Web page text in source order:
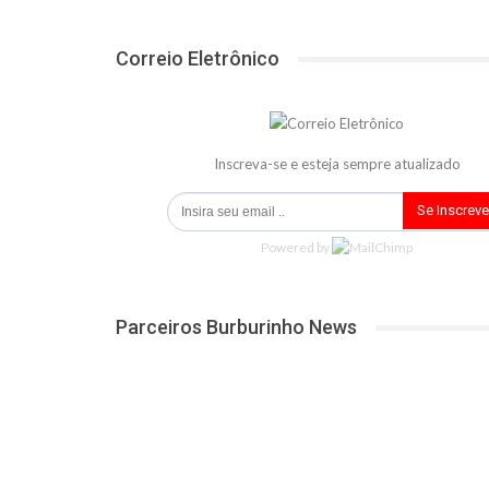
Correio Eletrônico
Inscreva-se e esteja sempre atualizado
Se
Powered by
Parceiros Burburinho News